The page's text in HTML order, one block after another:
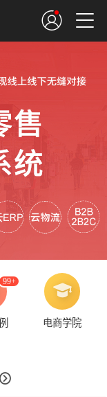


99+ 
电商学院
